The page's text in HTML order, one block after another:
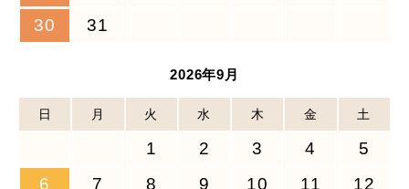
30
31
2026年9月
日 月 火 水 木 金 土
1 2 3 4
5
6
7 8 9 10 11
12